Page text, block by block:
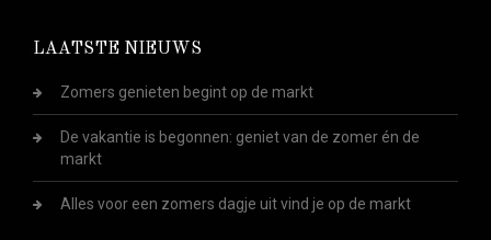
LAATSTE NIEUWS
Zomers genieten begint op de markt
De vakantie is begonnen: geniet van de zomer én de
markt
Alles voor een zomers dagje uit vind je op de markt